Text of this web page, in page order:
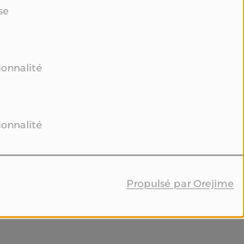
Propulsé par Orejime
#cannes2023 “Àma
semaine